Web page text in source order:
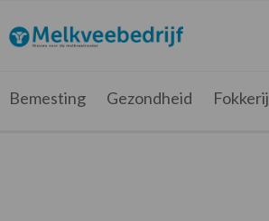
de
hoofdnavigatie
de
hoofd
de
eerste
de
voettekst
Melkveebedrijf.be
Nieuws
melkveehouder
Bemesting Gezondheid Fokkerij